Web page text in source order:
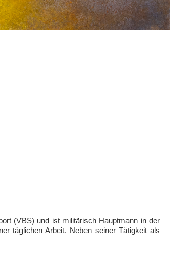
(VBS) und ist militärisch Hauptmann in der
täglichen Arbeit. Neben seiner Tätigkeit als